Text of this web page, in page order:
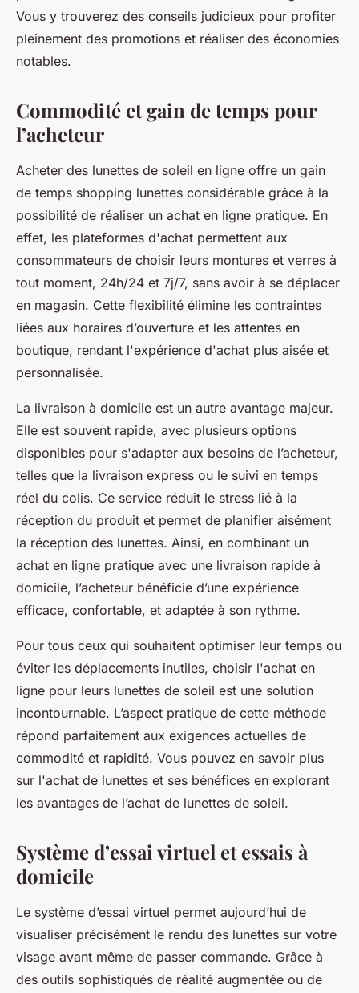
Vous y trouverez des conseils judicieux pour profiter
pleinement des promotions et réaliser des économies
notables.
Commodité et gain de temps pour
l’acheteur
Acheter des lunettes de soleil en ligne offre un gain
de temps shopping lunettes considérable grâce à la
possibilité de réaliser un achat en ligne pratique. En
effet, les plateformes d'achat permettent aux
consommateurs de choisir leurs montures et verres à
tout moment, 24h/24 et 7j/7, sans avoir à se déplacer
en magasin. Cette flexibilité élimine les contraintes
liées aux horaires d’ouverture et les attentes en
boutique, rendant l'expérience d'achat plus aisée et
personnalisée.
La livraison à domicile est un autre avantage majeur.
Elle est souvent rapide, avec plusieurs options
disponibles pour s'adapter aux besoins de l’acheteur,
telles que la livraison express ou le suivi en temps
réel du colis. Ce service réduit le stress lié à la
réception du produit et permet de planifier aisément
la réception des lunettes. Ainsi, en combinant un
achat en ligne pratique avec une livraison rapide à
domicile, l’acheteur bénéficie d’une expérience
efficace, confortable, et adaptée à son rythme.
Pour tous ceux qui souhaitent optimiser leur temps ou
éviter les déplacements inutiles, choisir l'achat en
ligne pour leurs lunettes de soleil est une solution
incontournable. L’aspect pratique de cette méthode
répond parfaitement aux exigences actuelles de
commodité et rapidité. Vous pouvez en savoir plus
sur l'achat de lunettes et ses bénéfices en explorant
les avantages de l’achat de lunettes de soleil.
Système d’essai virtuel et essais à
domicile
Le système d’essai virtuel permet aujourd’hui de
visualiser précisément le rendu des lunettes sur votre
visage avant même de passer commande. Grâce à
des outils sophistiqués de réalité augmentée ou de